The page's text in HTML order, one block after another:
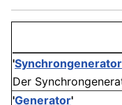
'Synchrongenerator
Der
'Generator'